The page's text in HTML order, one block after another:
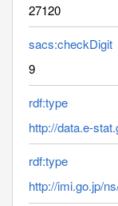
27120
sacs:checkDigit
9
rdf:type
http://data.e-
rdf:type
http://imi.go.jp/